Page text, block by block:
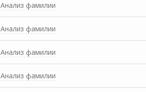
Анализ фамилии
Анализ фамилии
Анализ фамилии
Анализ фамилии